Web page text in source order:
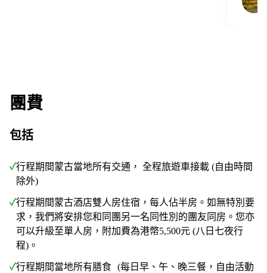
團費
包括
✓行程期間蒙古當地所有交通， 全程旅遊車接載 (自由時間
除外)
✓行程期間蒙古酒店雙人房住宿，每人佔半房。如無特別要
求，我們將安排您和同團另一名同性別的團友同房。您亦
可以升級至單人房，附加費為港幣5,500元 (八日七夜行
程)。
✓行程期間當地所有膳食 (每日早、午、晚三餐，自由活動